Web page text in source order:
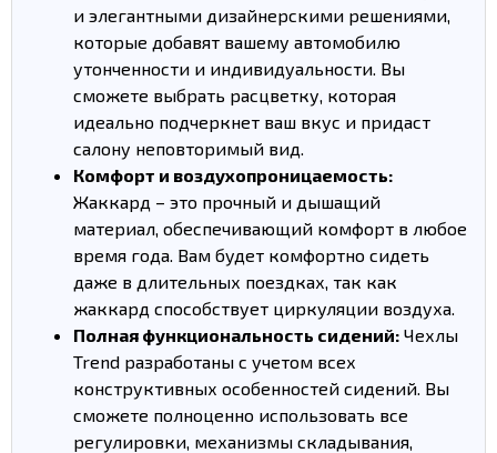
и элегантными дизайнерскими решениями,
которые добавят вашему автомобилю
утонченности и индивидуальности. Вы
сможете выбрать расцветку, которая
идеально подчеркнет ваш вкус и придаст
салону неповторимый вид.
Комфорт и воздухопроницаемость:
Жаккард – это прочный и дышащий
материал, обеспечивающий комфорт в любое
время года. Вам будет комфортно сидеть
даже в длительных поездках, так как
жаккард способствует циркуляции воздуха.
Полная функциональность сидений: Чехлы
Trend разработаны с учетом всех
конструктивных особенностей сидений. Вы
сможете полноценно использовать все
регулировки, механизмы складывания,